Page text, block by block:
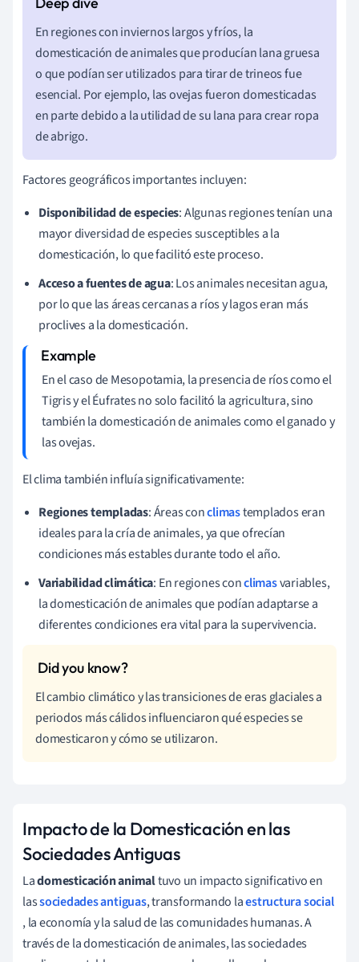
En regiones con inviernos largos y fríos, la
domesticación de animales que producían lana gruesa
o que podían ser utilizados para tirar de trineos fue
esencial. Por ejemplo, las ovejas fueron domesticadas
en parte debido a la utilidad de su lana para crear ropa
de abrigo.
Factores geográficos importantes incluyen:
Disponibilidad de especies: Algunas regiones tenían una
mayor diversidad de especies susceptibles a la
domesticación, lo que facilitó este proceso.
Acceso a fuentes de agua: Los animales necesitan agua,
por lo que las áreas cercanas a ríos y lagos eran más
proclives a la domesticación.
En el caso de Mesopotamia, la presencia de ríos como el
Tigris y el Éufrates no solo facilitó la agricultura, sino
también la domesticación de animales como el ganado y
las ovejas.
El clima también influía significativamente:
Regiones templadas: Áreas conclimastemplados eran
ideales para la cría de animales, ya que ofrecían
condiciones más estables durante todo el año.
Variabilidad climática: En regiones conclimasvariables,
la domesticación de animales que podían adaptarse a
diferentes condiciones era vital para la supervivencia.
El cambio climático y las transiciones de eras glaciales a
periodos más cálidos influenciaron qué especies se
domesticaron y cómo se utilizaron.
Impacto de la Domesticación en las
Sociedades Antiguas
Ladomesticación animaltuvo un impacto significativo en
lassociedades antiguas, transformando laestructura social
, la economía y la salud de las comunidades humanas. A
través de la domesticación de animales, las sociedades